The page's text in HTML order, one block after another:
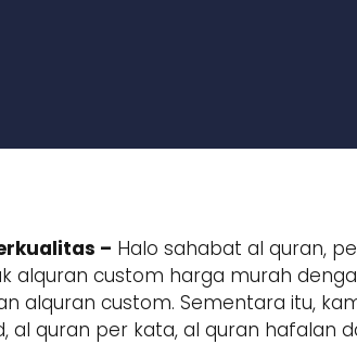
– Halo sahabat al quran,
alquran custom harga murah
alquran custom. Sementara itu,
quran per kata, al quran hafalan